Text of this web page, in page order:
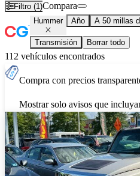
Filtro (1)Compara
Hummer Año A 50 millas
Transmisión Borrar todo
112 vehículos encontrados
Compra con precios
Mostrar solo avisos que